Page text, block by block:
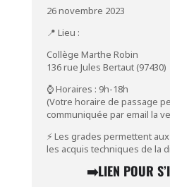
26 novembre 2023
📍 Lieu :
Collège Marthe Robin
136 rue Jules Bertaut (97430)
⌚ Horaires : 9h-18h
(Votre horaire de passage
communiquée par email la
⚡ Les grades permettent
les acquis techniques de la
➡️LIEN POUR